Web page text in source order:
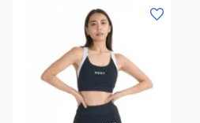
ス)BLOOM